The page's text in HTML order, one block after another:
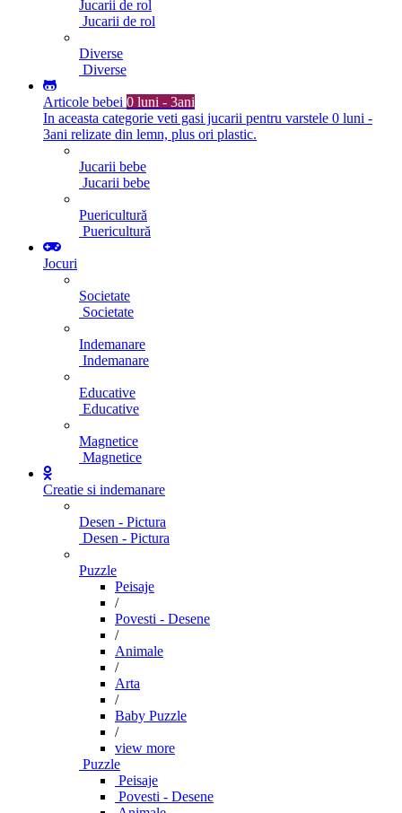
Jucarii de rol
Jucarii de rol
Diverse
Diverse
Articole bebei 0 luni - 3ani
In aceasta categorie veti gasi jucarii pentru varstele 0 luni -
3ani relizate din lemn, plus ori plastic.
Jucarii bebe
Jucarii bebe
Puericultură
Puericultură
Jocuri
Societate
Societate
Indemanare
Indemanare
Educative
Educative
Magnetice
Magnetice
Creatie si indemanare
Desen - Pictura
Desen - Pictura
Puzzle
Peisaje
/
Povesti - Desene
/
Animale
/
Arta
/
Baby Puzzle
/
view more
Puzzle
Peisaje
Povesti - Desene